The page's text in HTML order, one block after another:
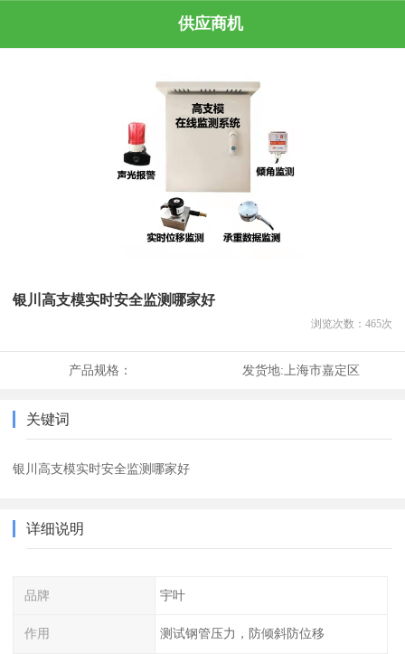
供应商机
银川高支模实时安全监测哪家好
浏览次数： 465次
产品规格： 发货地:上海市嘉定区
关键词
银川高支模实时安全监测哪家好
详细说明
品牌 宇叶
作用 测试钢管压力，防倾斜防位移